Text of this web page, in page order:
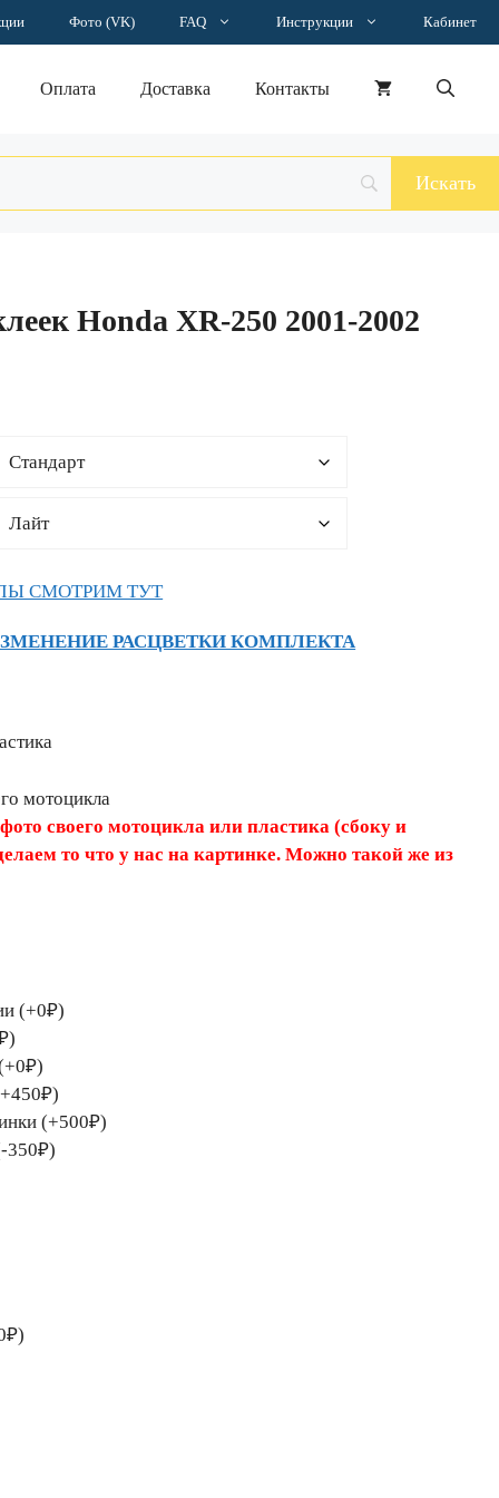
Фото (VK) FAQ Инструкции Кабинет
Оплата Доставка Контакты
Honda XR-250 2001-2002
СМОТРИМ ТУТ
РАСЦВЕТКИ КОМПЛЕКТА
мотоцикла
своего мотоцикла или пластика (сбоку и
то что у нас на картинке. Можно такой же из
(+0₽)
(+500₽)
350₽)
9818 ₽